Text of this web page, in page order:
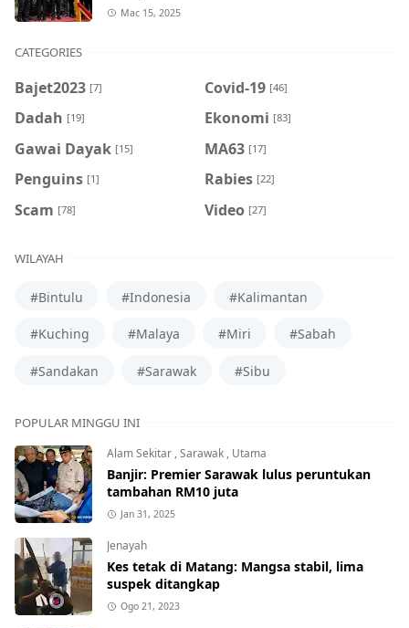
Mac 15, 2025
CATEGORIES
Bajet2023 [7] Covid-19 [46]
Dadah [19] Ekonomi [83]
Gawai Dayak [15] MA63 [17]
Penguins [1] Rabies [22]
Scam [78] Video [27]
WILAYAH
#Bintulu #Indonesia #Kalimantan
#Kuching #Malaya #Miri #Sabah
#Sandakan #Sarawak #Sibu
POPULAR MINGGU INI
Alam Sekitar ,Sarawak , Utama
Banjir: Premier Sarawak lulus peruntukan
tambahan RM10 juta
Jan 31, 2025
Jenayah
Kes tetak di Matang: Mangsa stabil, lima
suspek ditangkap
Ogo 21, 2023